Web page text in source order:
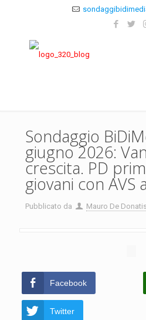
Sondaggio
giugno 2026:
crescita. PD
giovani con AVS
Pubblicato da Mauro De
Facebook
Twitter